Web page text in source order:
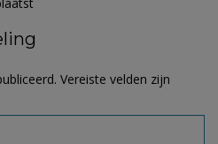
Vereiste velden zijn